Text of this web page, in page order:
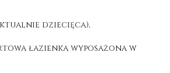
dziecięca),
łazienka wyposażona w